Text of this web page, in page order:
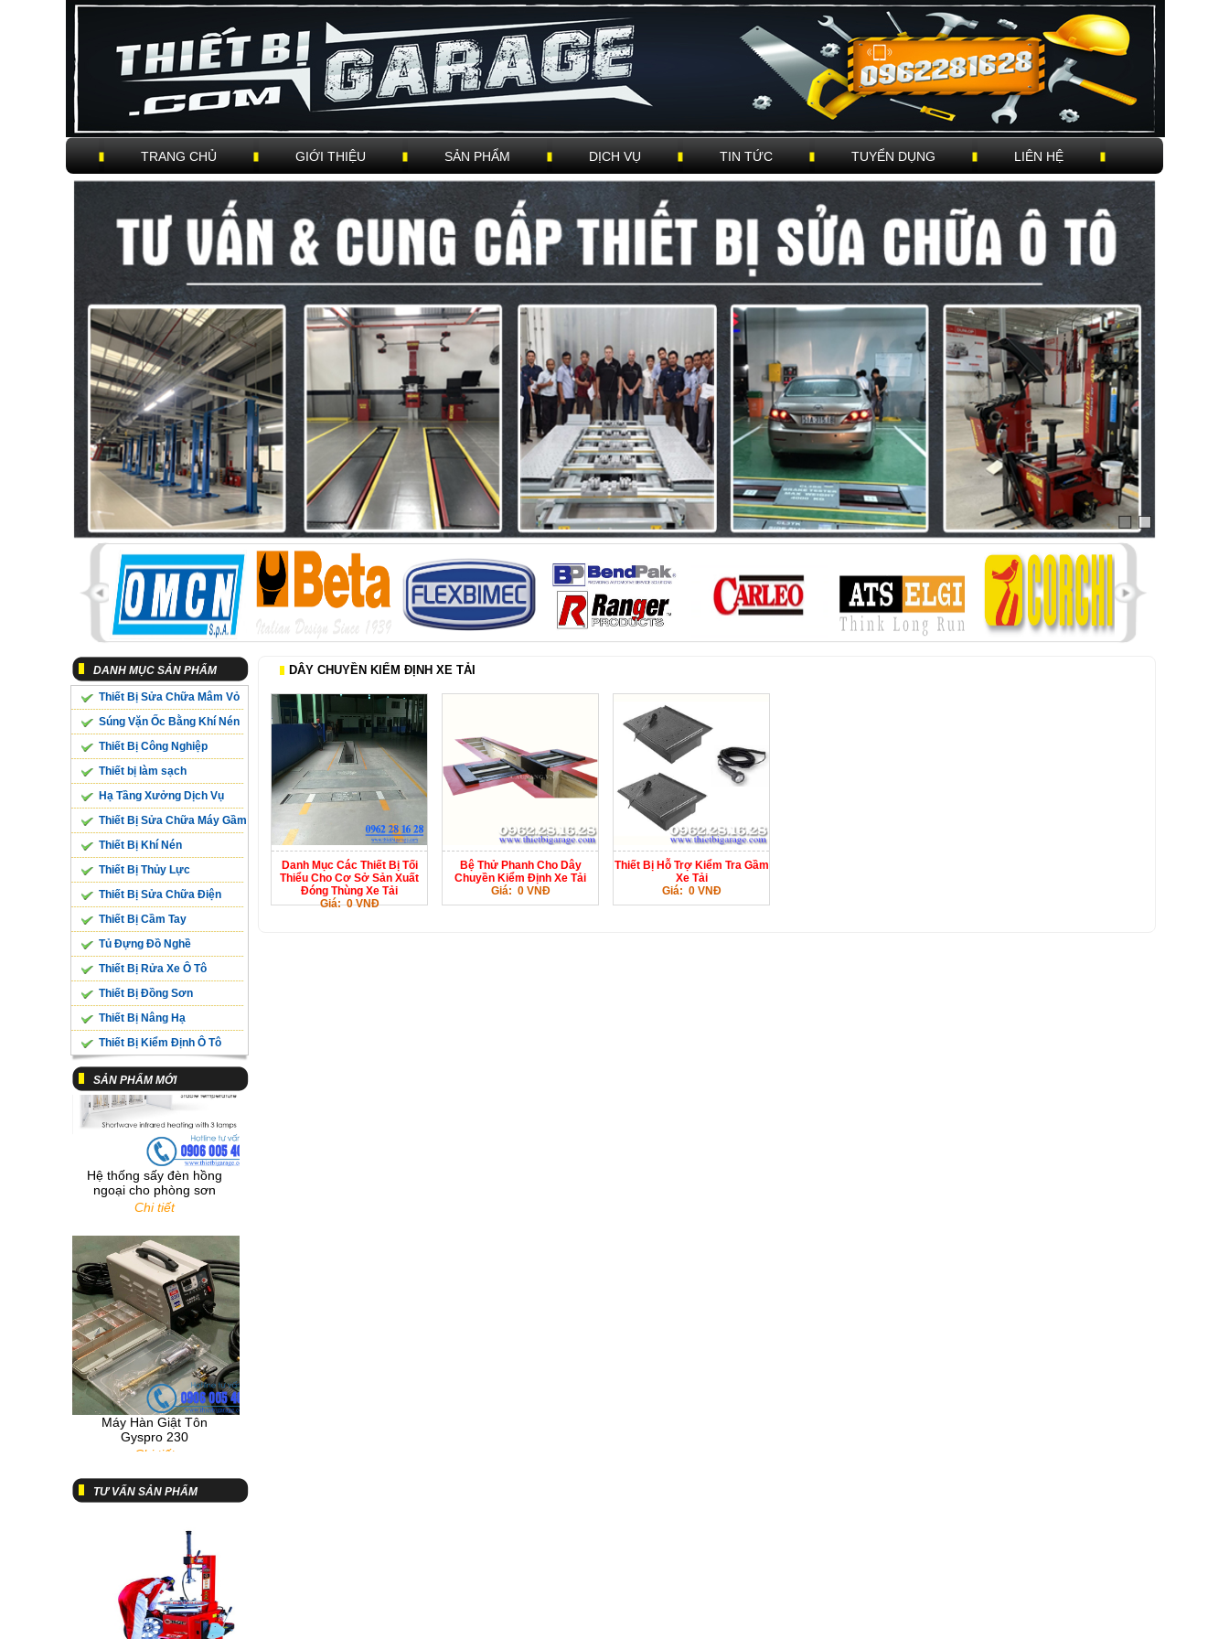
TRANG CHỦ GIỚI THIỆU SẢN PHẨM DỊCH VỤ TIN TỨC TUYỂN DỤNG LIÊN HỆ
Trigger
DANH MỤC SẢN PHẨM
Thiết Bị Sửa Chữa Mâm Vỏ
Súng Vặn Ốc Bằng Khí Nén
Thiết Bị Công Nghiệp
Thiết bị làm sạch
Hạ Tầng Xưởng Dịch Vụ
Thiết Bị Sửa Chữa Máy Gầm
Thiết Bị Khí Nén
Thiết Bị Thủy Lực
Thiết Bị Sửa Chữa Điện
Thiết Bị Cầm Tay
Tủ Đựng Đồ Nghề
Thiết Bị Rửa Xe Ô Tô
Thiết Bị Đồng Sơn
Thiết Bị Nâng Hạ
Thiết Bị Kiểm Định Ô Tô
SẢN PHẨM MỚI
Bệ Cân Trọng Lượng 10
Tấn/ Trục SL-10WE
Chi tiết
Hệ thống sấy đèn hồng
ngoại cho phòng sơn
Chi tiết
Máy Hàn Giật Tôn
Gyspro 230
Chi tiết
TƯ VẤN SẢN PHẨM
đoán lỗi hộp đen
DÂY CHUYỀN KIỂM ĐỊNH XE TẢI
Danh Mục Các Thiết Bị Tối
Thiểu Cho Cơ Sở Sản Xuất
Đóng Thùng Xe Tải
Giá: 0 VNĐ
Bệ Thử Phanh Cho Dây
Chuyền Kiểm Định Xe Tải
Giá: 0 VNĐ
Thiết Bị Hỗ Trợ Kiểm Tra Gầm
Xe Tải
Giá: 0 VNĐ